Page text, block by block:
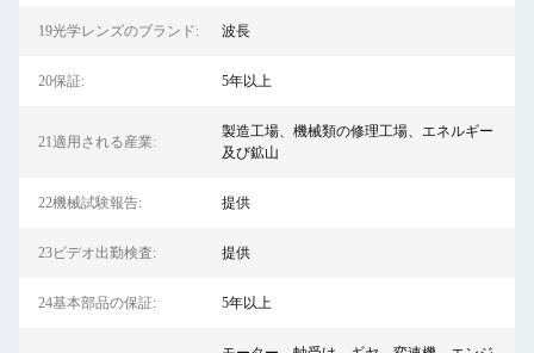
19光学レンズのブランド: 波長
20保証: 5年以上
21適用される産業:
製造工場、機械類の修理工場、エネルギー
及び鉱山
22機械試験報告: 提供
23ビデオ出勤検査: 提供
24基本部品の保証: 5年以上